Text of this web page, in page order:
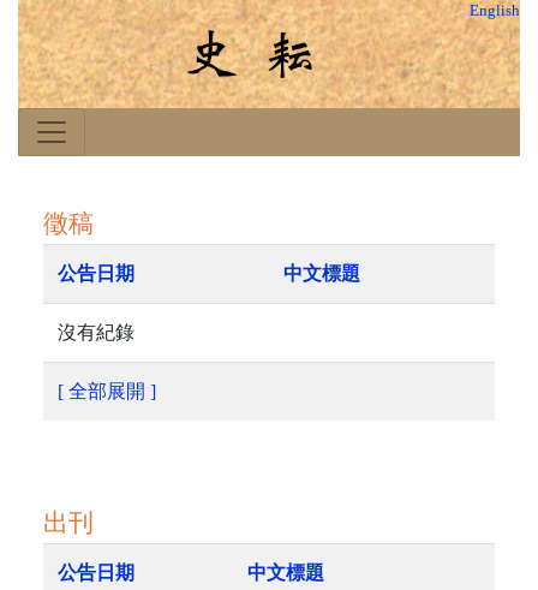
English
徵稿
公告日期 中文標題
沒有紀錄
[ 全部展開 ]
出刊
公告日期 中文標題